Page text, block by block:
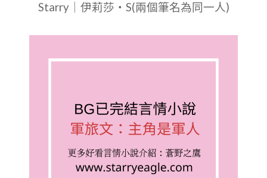
Starry｜伊莉莎・S(兩個筆名為同一人)